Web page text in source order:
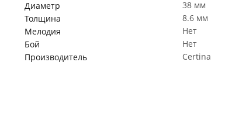
Диаметр
38 мм
Толщина
8.6 мм
Мелодия
Нет
Бой
Нет
Производитель
Certina